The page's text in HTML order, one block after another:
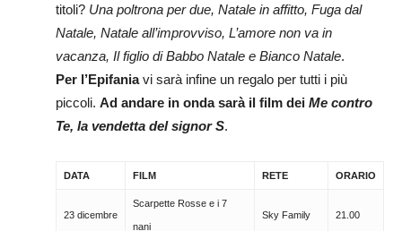
titoli? Una poltrona per due, Natale in affitto, Fuga dal
Natale, Natale all’improvviso, L’amore non va in
vacanza, Il figlio di Babbo Natale e Bianco Natale.
Per l’Epifaniavi sarà infine un regalo per tutti i più
piccoli. Ad andare in onda sarà il film dei Me contro
Te, la vendetta del signor S.
DATA FILM RETE ORARIO
23 dicembre
Scarpette Rosse e i 7
nani
Sky Family 21.00